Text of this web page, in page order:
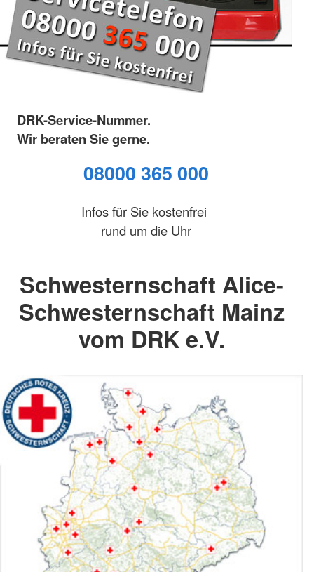
DRK-Service-Nummer.
Wir beraten Sie gerne.
08000 365 000
Infos für Sie kostenfrei
rund um die Uhr
Schwesternschaft Alice-
Schwesternschaft Mainz
vom DRK e.V.